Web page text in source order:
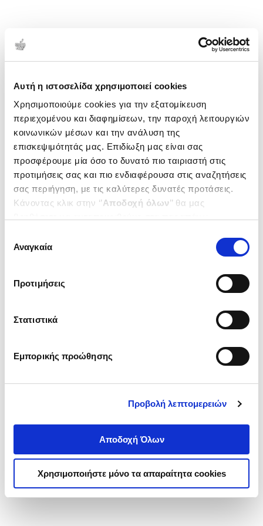
Αυτή η ιστοσελίδα χρησιμοποιεί cookies
Χρησιμοποιούμε cookies για την εξατομίκευση
περιεχομένου και διαφημίσεων, την παροχή λειτουργιών
κοινωνικών μέσων και την ανάλυση της
επισκεψιμότητάς μας. Επιδίωξη μας είναι σας
προσφέρουμε μία όσο το δυνατό πιο ταιριαστή στις
προτιμήσεις σας και πιο ενδιαφέρουσα στις αναζητήσεις
σας περιήγηση, με τις καλύτερες δυνατές προτάσεις.
Κάνοντας κλικ στην ‘’Αποδοχή όλων’’ θα μας
ενδιαφέρουν και να επιλέξετε από τα παρακάτω με την
΄΄και να ενημερωθείτε σχετικά με
συγκατάθεσης
Αναγκαία
Προτιμήσεις
Στατιστικά
Εμπορικής προώθησης
Προβολή λεπτομερειών
Αποδοχή Όλων
Χρησιμοποιήστε μόνο τα απαραίτητα cookies